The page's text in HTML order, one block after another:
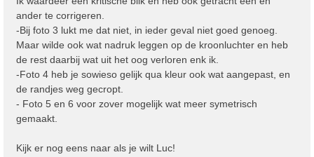
ander te corrigeren.
-Bij foto 3 lukt me dat niet, in ieder geval niet goed genoeg.
Maar wilde ook wat nadruk leggen op de kroonluchter en heb
de rest daarbij wat uit het oog verloren enk ik.
-Foto 4 heb je sowieso gelijk qua kleur ook wat aangepast, en
de randjes weg gecropt.
- Foto 5 en 6 voor zover mogelijk wat meer symetrisch
gemaakt.
Kijk er nog eens naar als je wilt Luc!